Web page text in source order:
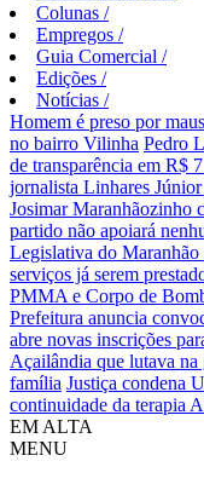
Colunas /
Empregos /
Guia Comercial /
Edições /
Notícias /
Homem é preso por
no bairro Vilinha Pedro
de transparência em R$
jornalista Linhares
Josimar Maranhãozinho
partido não apoiará
Legislativa do Maranhão
serviços já serem
PMMA e Corpo de
Prefeitura anuncia
abre novas inscrições
Açailândia que lutava
família Justiça condena
continuidade da terapia
EM ALTA
MENU